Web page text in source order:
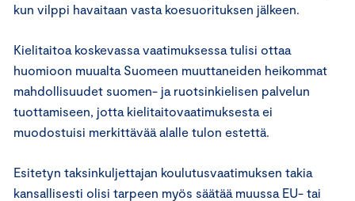
kun vilppi havaitaan vasta koesuorituksen jälkeen.
Kielitaitoa koskevassa vaatimuksessa tulisi ottaa
huomioon muualta Suomeen muuttaneiden heikommat
mahdollisuudet suomen- ja ruotsinkielisen palvelun
tuottamiseen, jotta kielitaitovaatimuksesta ei
muodostuisi merkittävää alalle tulon estettä.
Esitetyn taksinkuljettajan koulutusvaatimuksen takia
kansallisesti olisi tarpeen myös säätää muussa EU- tai